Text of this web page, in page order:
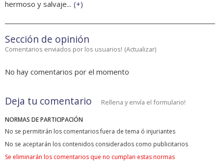
hermoso y salvaje... (+)
Sección de opinión
Comentarios enviados por los usuarios! (Actualizar)
No hay comentarios por el momento
Deja tu comentario Rellena y envía el formulario!
NORMAS DE PARTICIPACIÓN
No se permitirán los comentarios fuera de tema ó injuriantes
No se aceptarán los contenidos considerados como publicitarios
Se eliminarán los comentarios que no cumplan estas normas